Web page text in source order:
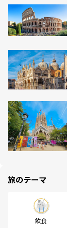
旅のテーマ
飲食